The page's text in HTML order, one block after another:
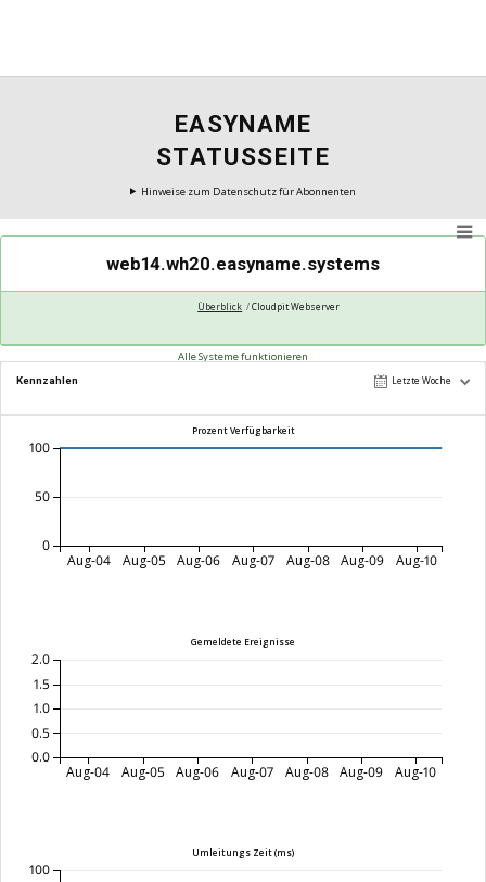
EASYNAME
STATUSSEITE
Hinweise zum Datenschutz für Abonnenten
web14.wh20.easyname.systems
Überblick Cloudpit Webserver
Alle Systeme funktionieren
Kennzahlen Letzte Woche
Prozent Verfügbarkeit
Aug-04 Aug-05 Aug-06 Aug-07 Aug-08 Aug-09 Aug-10
0
50
100
Gemeldete Ereignisse
Aug-04 Aug-05 Aug-06 Aug-07 Aug-08 Aug-09 Aug-10
0.0
0.5
1.0
1.5
2.0
Umleitungs Zeit (ms)
100